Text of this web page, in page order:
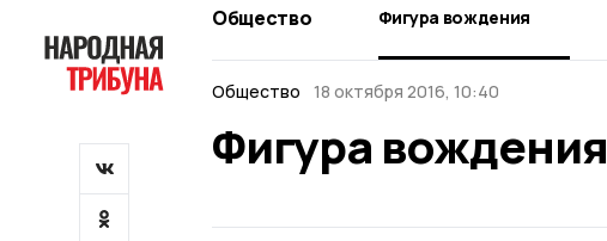
Общество Фигура вождения
Общество
18 октября 2016, 10:40
Фигура вождения